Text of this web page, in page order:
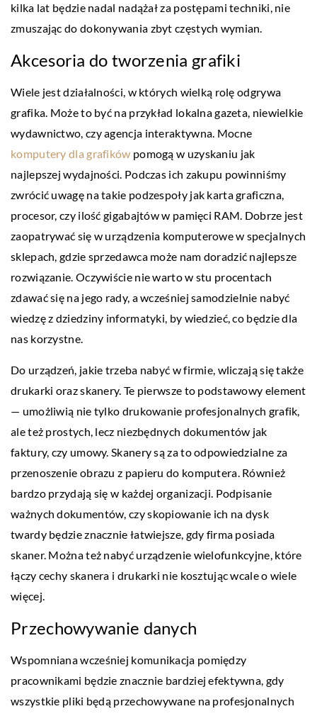
kilka lat będzie nadal nadążał za postępami techniki, nie
zmuszając do dokonywania zbyt częstych wymian.
Akcesoria do tworzenia grafiki
Wiele jest działalności, w których wielką rolę odgrywa
grafika. Może to być na przykład lokalna gazeta, niewielkie
wydawnictwo, czy agencja interaktywna. Mocne
komputery dla grafików pomogą w uzyskaniu jak
najlepszej wydajności. Podczas ich zakupu powinniśmy
zwrócić uwagę na takie podzespoły jak karta graficzna,
procesor, czy ilość gigabajtów w pamięci RAM. Dobrze jest
zaopatrywać się w urządzenia komputerowe w specjalnych
sklepach, gdzie sprzedawca może nam doradzić najlepsze
rozwiązanie. Oczywiście nie warto w stu procentach
zdawać się na jego rady, a wcześniej samodzielnie nabyć
wiedzę z dziedziny informatyki, by wiedzieć, co będzie dla
nas korzystne.
Do urządzeń, jakie trzeba nabyć w firmie, wliczają się także
drukarki oraz skanery. Te pierwsze to podstawowy element
— umożliwią nie tylko drukowanie profesjonalnych grafik,
ale też prostych, lecz niezbędnych dokumentów jak
faktury, czy umowy. Skanery są za to odpowiedzialne za
przenoszenie obrazu z papieru do komputera. Również
bardzo przydają się w każdej organizacji. Podpisanie
ważnych dokumentów, czy skopiowanie ich na dysk
twardy będzie znacznie łatwiejsze, gdy firma posiada
skaner. Można też nabyć urządzenie wielofunkcyjne, które
łączy cechy skanera i drukarki nie kosztując wcale o wiele
więcej.
Przechowywanie danych
Wspomniana wcześniej komunikacja pomiędzy
pracownikami będzie znacznie bardziej efektywna, gdy
wszystkie pliki będą przechowywane na profesjonalnych